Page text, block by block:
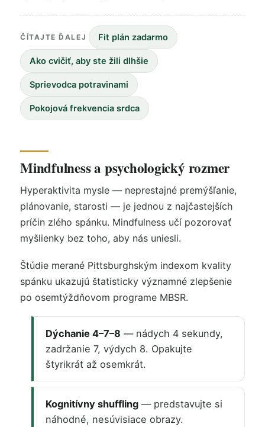
ČÍTAJTE ĎALEJ Fit plán zadarmo
Ako cvičiť, aby ste žili dlhšie
Sprievodca potravinami
Pokojová frekvencia srdca
Mindfulness a psychologický rozmer
Hyperaktivita mysle — neprestajné premýšľanie,
plánovanie, starosti — je jednou z najčastejších
príčin zlého spánku. Mindfulness učí pozorovať
myšlienky bez toho, aby nás uniesli.
Štúdie merané Pittsburghským indexom kvality
spánku ukazujú štatisticky významné zlepšenie
po osemtýždňovom programe MBSR.
Dýchanie 4–7–8 — nádych 4 sekundy,
zadržanie 7, výdych 8. Opakujte
štyrikrát až osemkrát.
Kognitívny shuffling — predstavujte si
náhodné, nesúvisiace obrazy.